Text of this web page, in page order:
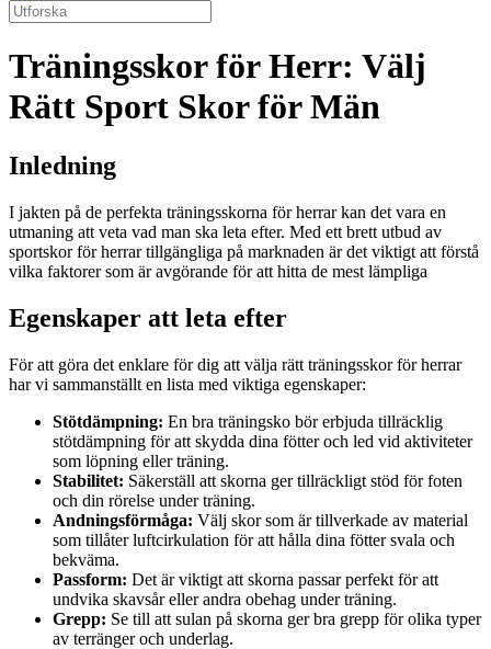
Träningsskor för Herr: Välj
Rätt Sport Skor för Män
Inledning
I jakten på de perfekta träningsskorna för herrar kan det vara en
utmaning att veta vad man ska leta efter. Med ett brett utbud av
sportskor för herrar tillgängliga på marknaden är det viktigt att förstå
vilka faktorer som är avgörande för att hitta de mest lämpliga
Egenskaper att leta efter
För att göra det enklare för dig att välja rätt träningsskor för herrar
har vi sammanställt en lista med viktiga egenskaper:
Stötdämpning: En bra träningsko bör erbjuda tillräcklig
stötdämpning för att skydda dina fötter och led vid aktiviteter
som löpning eller träning.
Stabilitet: Säkerställ att skorna ger tillräckligt stöd för foten
och din rörelse under träning.
Andningsförmåga: Välj skor som är tillverkade av material
som tillåter luftcirkulation för att hålla dina fötter svala och
bekväma.
Passform: Det är viktigt att skorna passar perfekt för att
undvika skavsår eller andra obehag under träning.
Grepp: Se till att sulan på skorna ger bra grepp för olika typer
av terränger och underlag.